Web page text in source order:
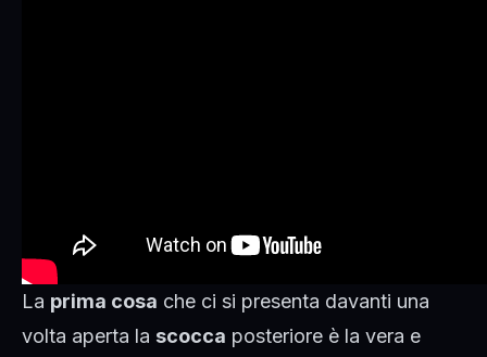
La prima cosa che ci si presenta davanti una
volta aperta la scocca posteriore è la vera e